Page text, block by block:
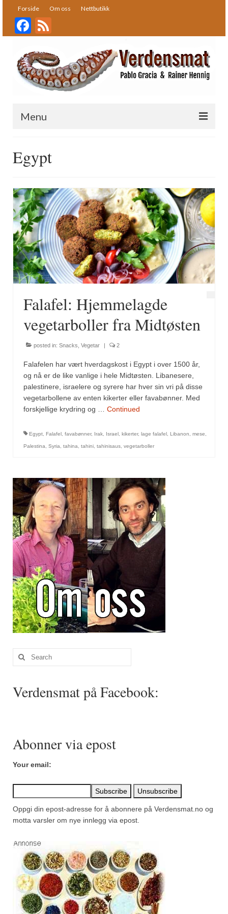
Forside Om oss Nettbutikk
Facebook
Menu
Oppskrifter
Desserter
Fisk og skalldyr
Fugl
Gryteretter
Snacks
Supper
Olivenolje, oppskrifter
Krydder, oppskrifter
Albóndigaskrydder
Bouquet garni
Cajunkrydder, mildt
Cajunkrydder, sterkt
Estragon
Guindillas
Herbes de Provence
Kjørvel
Krøderens husmannsmiks
Løpstikke
Merian
Paprikapulver, edelsøtt
Parisisk pepper
Piment d’Espelette
Quatre épices
Rosépepper
Salvie
Egypt
Falafel: Hjemmelagde
vegetarboller fra Midtøsten
posted in: Snacks Vegetar | 2
Falafelen har vært hverdagskost i Egypt i over 1500 år,
og nå er de like vanlige i hele Midtøsten. Libanesere,
palestinere, israelere og syrere har hver sin vri på disse
vegetarbollene av enten kikerter eller favabønner. Med
forskjellige krydring og … Continued
Egypt Falafel favabønner, Irak Israel kikerter, lage falafel Libanon mese
Palestina Syria tahina tahini tahinisaus vegetarboller
Search
for:
Verdensmat på Facebook:
Abonner via epost
Your email:
Oppgi din epost-adresse for å abonnere på Verdensmat.no og
motta varsler om nye innlegg via epost.